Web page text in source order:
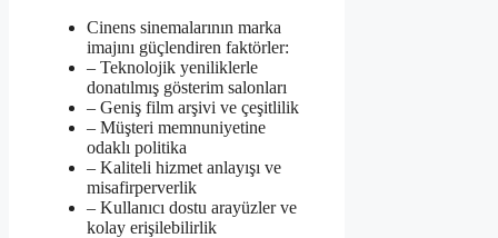
Cinens sinemalarının marka
imajını güçlendiren faktörler:
– Teknolojik yeniliklerle
donatılmış gösterim salonları
– Geniş film arşivi ve çeşitlilik
– Müşteri memnuniyetine
odaklı politika
– Kaliteli hizmet anlayışı ve
misafirperverlik
– Kullanıcı dostu arayüzler ve
kolay erişilebilirlik